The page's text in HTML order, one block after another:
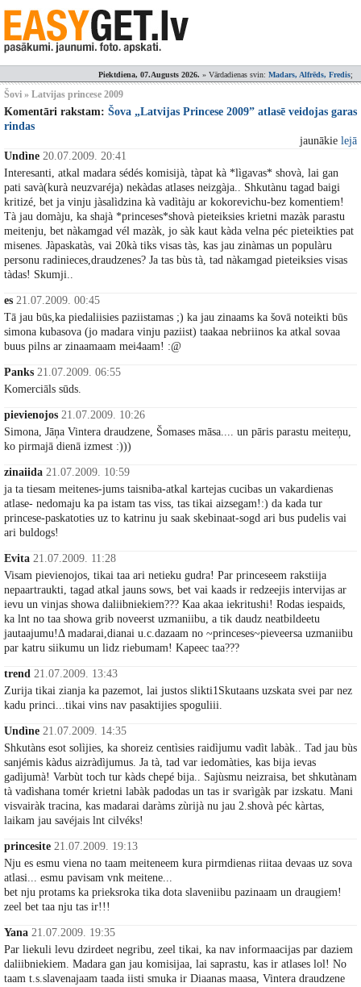
Piektdiena, 07.Augusts 2026. » Vārdadienas svin: Madars, Alfrēds, Fredis;
Šovi » Latvijas princese 2009
Komentāri rakstam: Šova „Latvijas Princese 2009” atlasē veidojas garas
rindas
jaunākie lejā
Undìne 20.07.2009. 20:41
Interesanti, atkal madara sédés komisijà, tàpat kà *lìgavas* shovà, lai gan
pati savà(kurà neuzvaréja) nekàdas atlases neizgàja.. Shkutànu tagad baigi
kritizé, bet ja vinju jàsalìdzina kà vadìtàju ar kokorevichu-bez komentiem!
Tà jau domàju, ka shajà *princeses*shovà pieteiksies krietni mazàk parastu
meitenju, bet nàkamgad vél mazàk, jo sàk kaut kàda velna péc pieteikties pat
misenes. Jàpaskatàs, vai 20kà tiks visas tàs, kas jau zinàmas un populàru
personu radinieces,draudzenes? Ja tas bùs tà, tad nàkamgad pieteiksies visas
tàdas! Skumji..
es 21.07.2009. 00:45
Tā jau būs,ka piedaliisies paziistamas ;) ka jau zinaams ka šovā noteikti būs
simona kubasova (jo madara vinju paziist) taakaa nebriinos ka atkal sovaa
buus pilns ar zinaamaam mei4aam! :@
Panks 21.07.2009. 06:55
Komerciāls sūds.
pievienojos 21.07.2009. 10:26
Simona, Jāņa Vintera draudzene, Šomases māsa.... un pāris parastu meiteņu,
ko pirmajā dienā izmest :)))
zinaiida 21.07.2009. 10:59
ja ta tiesam meitenes-jums taisniba-atkal kartejas cucibas un vakardienas
atlase- nedomaju ka pa istam tas viss, tas tikai aizsegam!:) da kada tur
princese-paskatoties uz to katrinu ju saak skebinaat-sogd ari bus pudelis vai
ari buldogs!
Evita 21.07.2009. 11:28
Visam pievienojos, tikai taa ari netieku gudra! Par princeseem rakstiija
nepaartraukti, tagad atkal jauns sows, bet vai kaads ir redzeejis intervijas ar
ievu un vinjas showa daliibniekiem??? Kaa akaa iekritushi! Rodas iespaids,
ka lnt no taa showa grib noveerst uzmaniibu, a tik daudz neatbildeetu
jautaajumu!Δ madarai,dianai u.c.dazaam no ~princeses~pieveersa uzmaniibu
par katru siikumu un lidz riebumam! Kapeec taa???
trend 21.07.2009. 13:43
Zurija tikai zianja ka pazemot, lai justos slikti1Skutaans uzskata svei par nez
kadu princi...tikai vins nav pasaktijies spoguliii.
Undìne 21.07.2009. 14:35
Shkutàns esot solìjies, ka shoreiz centìsies raidìjumu vadìt labàk.. Tad jau bùs
sanjémis kàdus aizràdìjumus. Ja tà, tad var iedomàties, kas bija ievas
gadìjumà! Varbùt toch tur kàds chepé bija.. Sajùsmu neizraisa, bet shkutànam
tà vadìshana tomér krietni labàk padodas un tas ir svarìgàk par izskatu. Mani
visvairàk tracina, kas madarai daràms zùrijà nu jau 2.shovà péc kàrtas,
laikam jau savéjais lnt cilvéks!
princesite 21.07.2009. 19:13
Nju es esmu viena no taam meiteneem kura pirmdienas riitaa devaas uz sova
atlasi... esmu pavisam vnk meitene...
bet nju protams ka prieksroka tika dota slaveniibu pazinaam un draugiem!
zeel bet taa nju tas ir!!!
Yana 21.07.2009. 19:35
Par liekuli levu dzirdeet negribu, zeel tikai, ka nav informaacijas par daziem
daliibniekiem. Madara gan jau komisijaa, lai saprastu, kas ir atlases lol! No
taam t.s.slavenajaam taada iisti smuka ir Diaanas maasa, Vintera draudzene